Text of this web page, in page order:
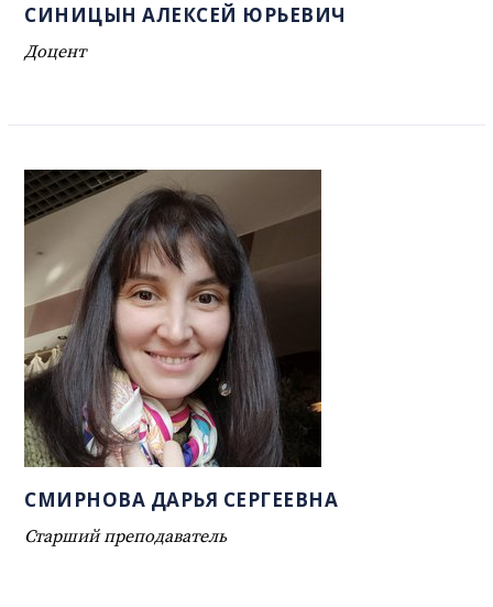
СИНИЦЫН АЛЕКСЕЙ ЮРЬЕВИЧ
Доцент
СМИРНОВА ДАРЬЯ СЕРГЕЕВНА
Старший преподаватель